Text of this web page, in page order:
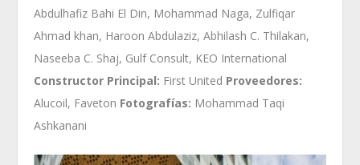
Abdulhafiz Bahi El Din, Mohammad Naga, Zulfiqar
Ahmad khan, Haroon Abdulaziz, Abhilash C. Thilakan,
Naseeba C. Shaj, Gulf Consult, KEO International
Constructor Principal: First United Proveedores:
Alucoil, Faveton Fotografías: Mohammad Taqi
Ashkanani